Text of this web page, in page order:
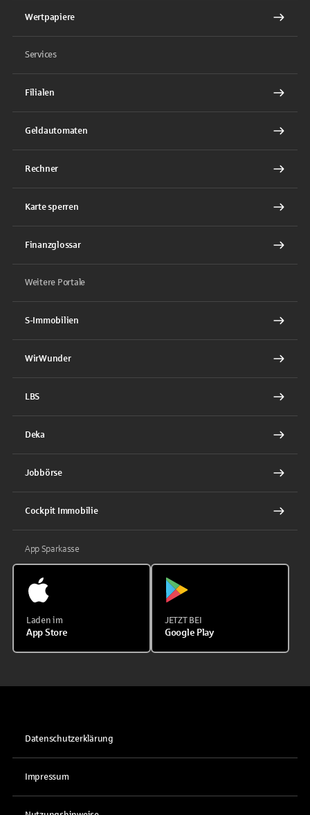
Wertpapiere
Services
Filialen
Geldautomaten
Rechner
Karte sperren
Finanzglossar
Weitere Portale
S-Immobilien
WirWunder
LBS
Deka
Jobbörse
Cockpit Immobilie
App Sparkasse
Laden im
App Store
JETZT BEI
Google Play
Datenschutzerklärung
Impressum